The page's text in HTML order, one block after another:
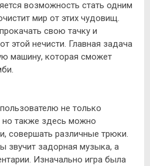
возможность стать одним
мир от этих чудовищ.
свою тачку и
этой нечисти. Главная задача
машину, которая сможет
не только
но также здесь можно
совершать различные трюки.
звучит задорная музыка, а
Изначально игра была